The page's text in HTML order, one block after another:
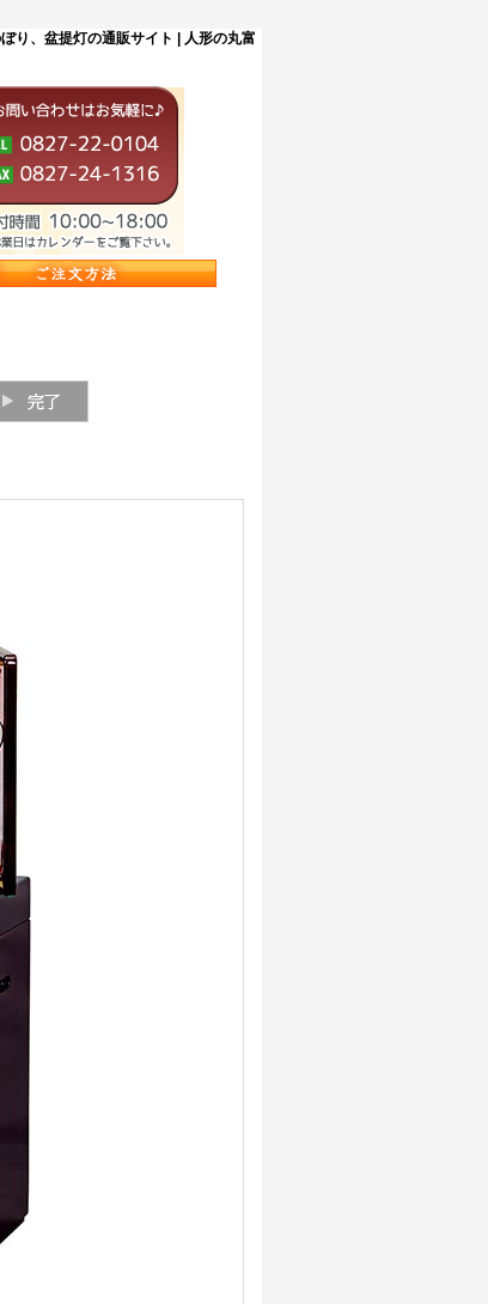
り、盆提灯の通販サイト | 人形の丸富